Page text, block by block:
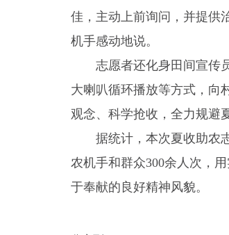
佳，主动上前询问，并提供
机手感动地说。
志愿者还化身田间宣传
大喇叭循环播放等方式，向
观念、科学抢收，全力规避
据统计，本次夏收助农
农机手和群众300余人次，
于奉献的良好精神风貌。